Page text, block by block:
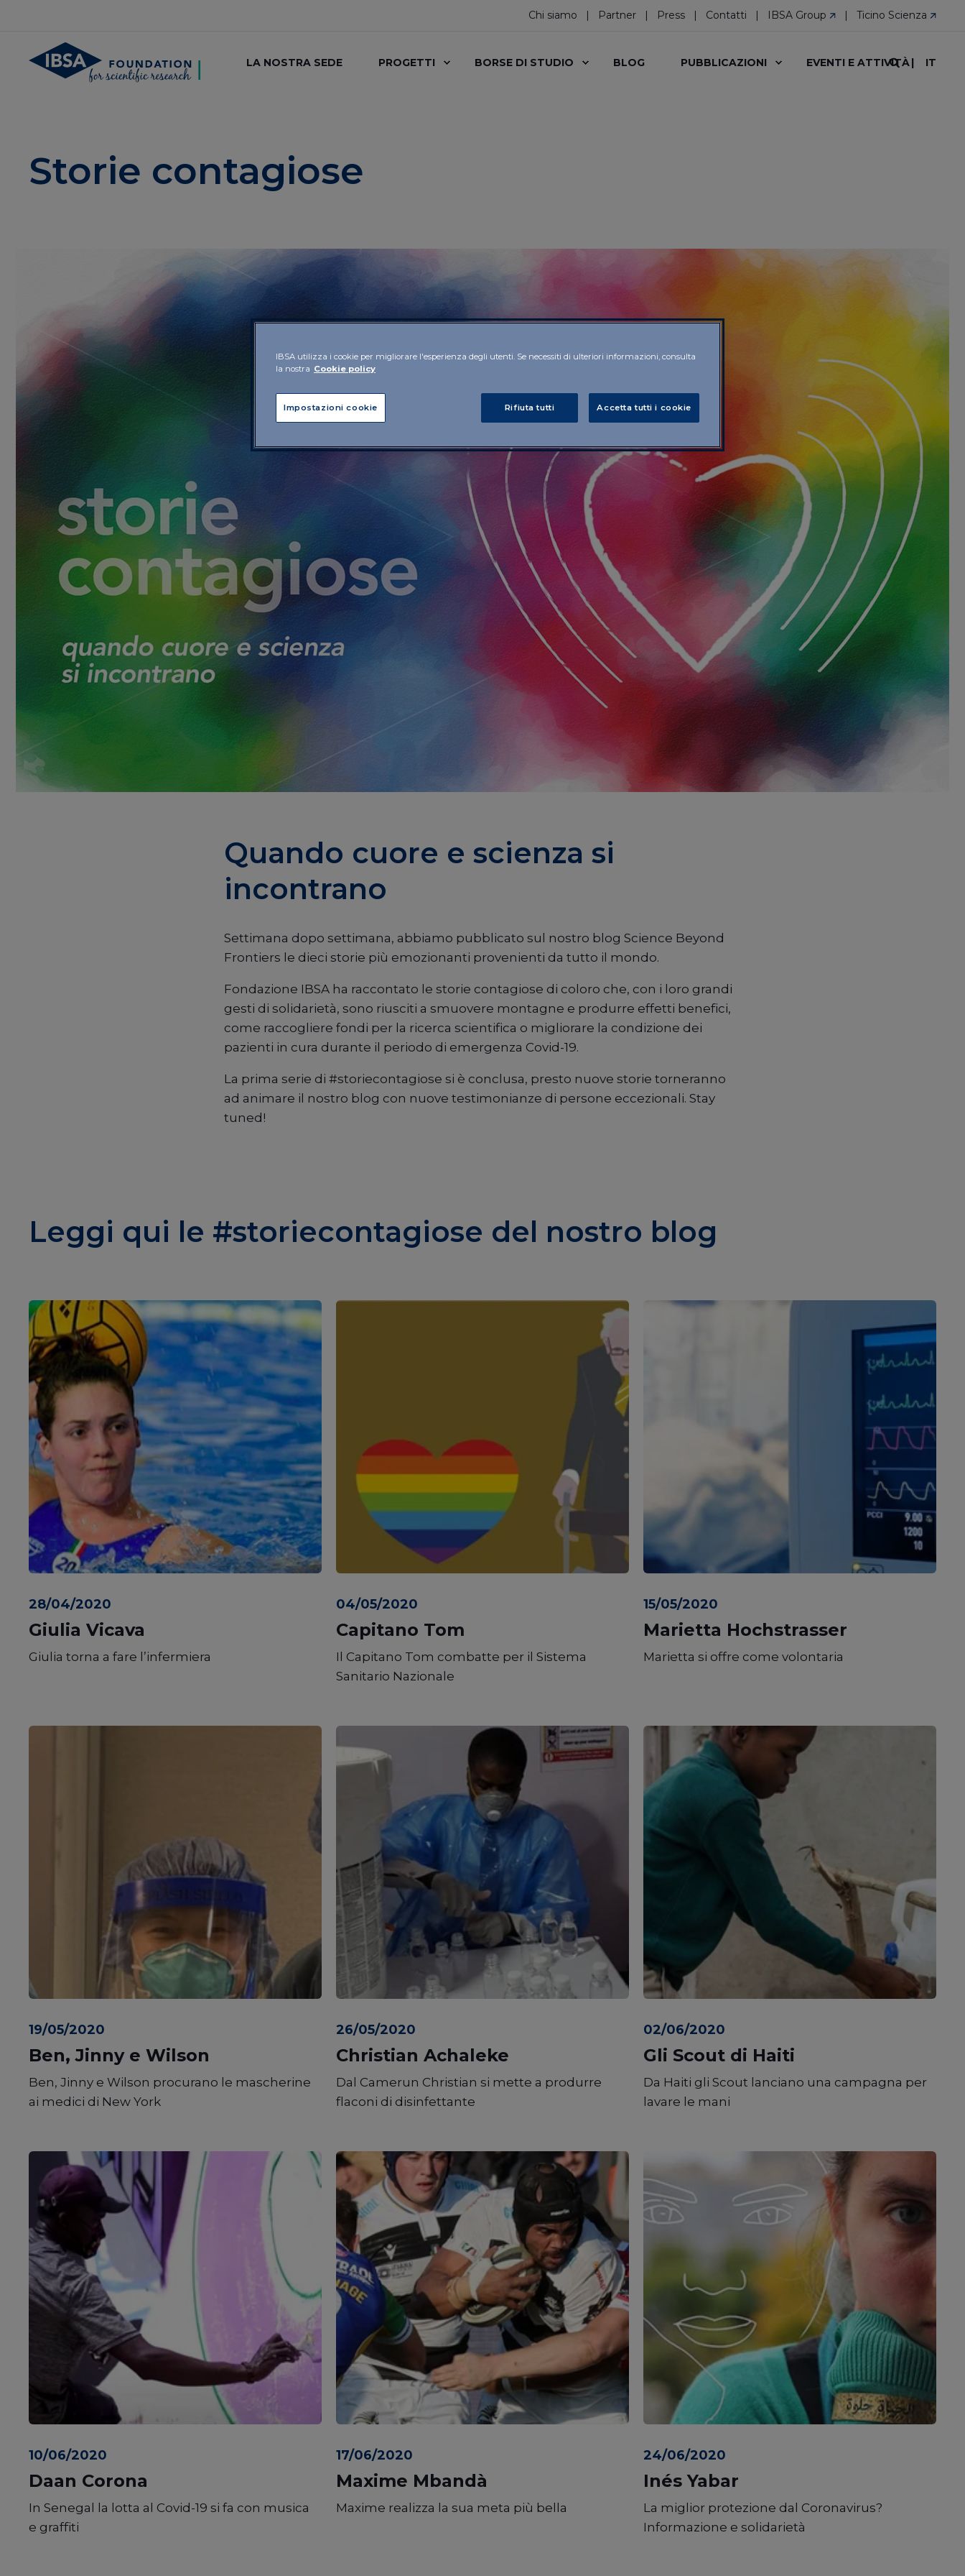
Chi siamo Partner Press Contatti IBSA Group Ticino Scienza
LA NOSTRA SEDE PROGETTI BORSE DI STUDIO BLOG PUBBLICAZIONI EVENTI E ATTIVITÀ IT
Storie contagiose
Quando cuore e scienza si
incontrano
Settimana dopo settimana, abbiamo pubblicato sul nostro blog Science Beyond
Frontiers le dieci storie più emozionanti provenienti da tutto il mondo.
Fondazione IBSA ha raccontato le storie contagiose di coloro che, con i loro grandi
gesti di solidarietà, sono riusciti a smuovere montagne e produrre effetti benefici,
come raccogliere fondi per la ricerca scientifica o migliorare la condizione dei
pazienti in cura durante il periodo di emergenza Covid-19.
La prima serie di #storiecontagiose si è conclusa, presto nuove storie torneranno
ad animare il nostro blog con nuove testimonianze di persone eccezionali. Stay
tuned!
Leggi qui le #storiecontagiose del nostro blog
28/04/2020
Giulia Vicava
Giulia torna a fare l’infermiera
04/05/2020
Capitano Tom
Il Capitano Tom combatte per il Sistema
Sanitario Nazionale
15/05/2020
Marietta Hochstrasser
Marietta si offre come volontaria
19/05/2020
Ben, Jinny e Wilson
Ben, Jinny e Wilson procurano le mascherine
ai medici di New York
26/05/2020
Christian Achaleke
Dal Camerun Christian si mette a produrre
flaconi di disinfettante
02/06/2020
Gli Scout di Haiti
Da Haiti gli Scout lanciano una campagna per
lavare le mani
10/06/2020
Daan Corona
In Senegal la lotta al Covid-19 si fa con musica
e graffiti
17/06/2020
Maxime Mbandà
Maxime realizza la sua meta più bella
24/06/2020
Inés Yabar
La miglior protezione dal Coronavirus?
Informazione e solidarietà
IBSA utilizza i cookie per migliorare l'esperienza degli utenti. Se necessiti di ulteriori informazioni, consulta
la nostra Cookie policy
Rifiuta tutti Accetta tutti i cookie
Impostazioni cookie